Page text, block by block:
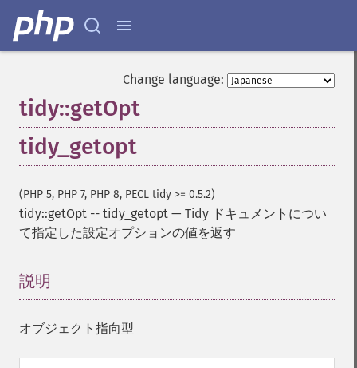
Change language:
tidy::getOpt
tidy_getopt
(PHP 5, PHP 7, PHP 8, PECL tidy >= 0.5.2)
tidy::getOpt -- tidy_getopt — Tidy ドキュメントについ
て指定した設定オプションの値を返す
説明
オブジェクト指向型